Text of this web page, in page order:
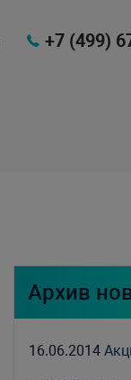
+7 (499)
Архив
16.06.2014